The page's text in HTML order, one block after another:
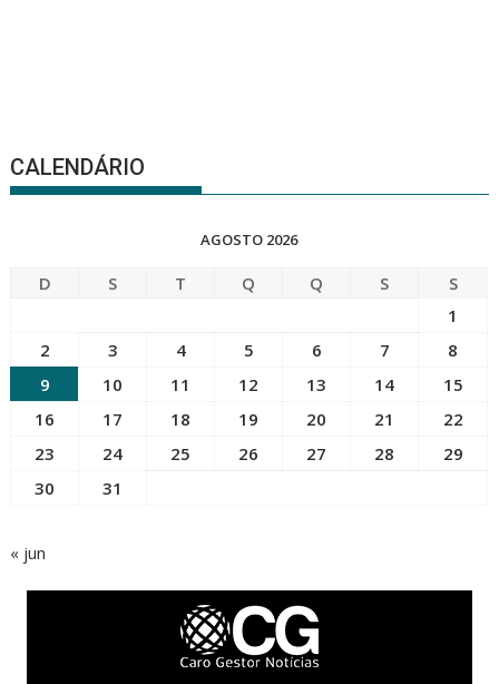
CALENDÁRIO
AGOSTO 2026
D S T Q Q S
S
1
2
3 4 5 6 7
8
9
10 11 12 13 14
15
16
17 18 19 20 21
22
23
24 25 26 27 28
29
30
31
« jun